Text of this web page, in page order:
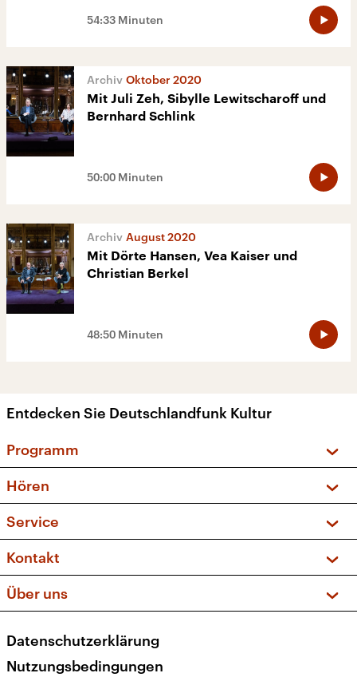
54:33 Minuten
Oktober 2020
Mit Juli Zeh, Sibylle Lewitscharoff und
Bernhard Schlink
50:00 Minuten
August 2020
Mit Dörte Hansen, Vea Kaiser und
Christian Berkel
48:50 Minuten
Entdecken Sie Deutschlandfunk Kultur
Programm
Sendungen und Podcasts
Musikliste
Kakadu – Das Kinderprogramm
Hören
Frequenzen (UKW + DAB+)
Service
FAQ
Apps
Newsletter
Veranstaltungen
Kontakt
Social Media
Über uns
Presse
Karriere
Datenschutzerklärung
Nutzungsbedingungen